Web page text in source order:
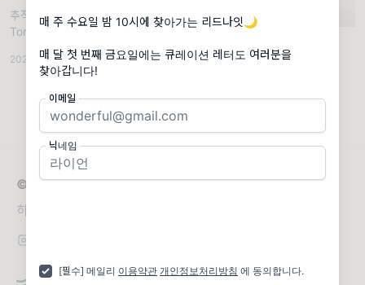
매 주 수요일 밤 10시에 찾아가는 리드나잇🌙
매 달 첫 번째 금요일에는 큐레이션 레터도 여러분을
찾아갑니다!
이메일
닉네임
[필수] 메일리 이용약관 개인정보처리방침 에 동의합니다.
추적추적.... 비오는 날 보기 좋은 콘텐츠.
Tonight, Leadnight
2024.08.02 · 큐레이션 · 조회 899
© 2026 리드나잇
하루의 끝, 하나의 깨달음. 교양지식 뉴스레터 리드나잇 🌙